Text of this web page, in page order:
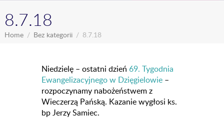
8.7.18
Home Bez kategorii 8.7.18
Niedzielę – ostatni dzień 69. Tygodnia
Ewangelizacyjnego w Dzięgielowie –
rozpoczynamy nabożeństwem z
Wieczerzą Pańską. Kazanie wygłosi ks.
bp Jerzy Samiec.